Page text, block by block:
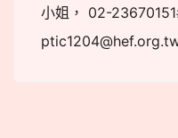
小姐， 02-